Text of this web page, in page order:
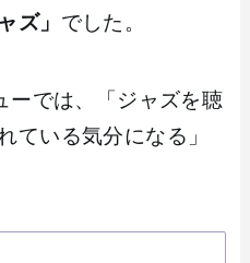
ズ」 でした。
ーでは、「ジャズを聴
ている気分になる」